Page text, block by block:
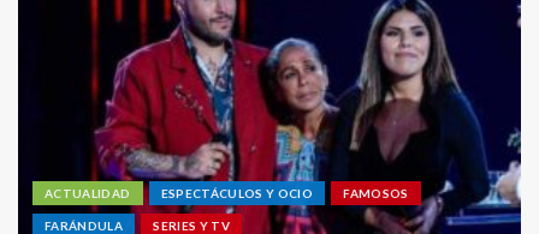
ACTUALIDAD ESPECTÁCULOS Y OCIO FAMOSOS
FARÁNDULA SERIES Y TV